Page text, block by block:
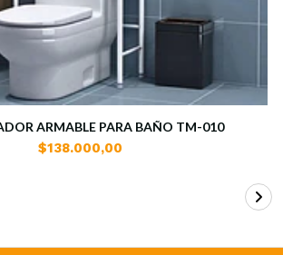
ARMABLE PARA BAÑO TM-010
$138.000,00